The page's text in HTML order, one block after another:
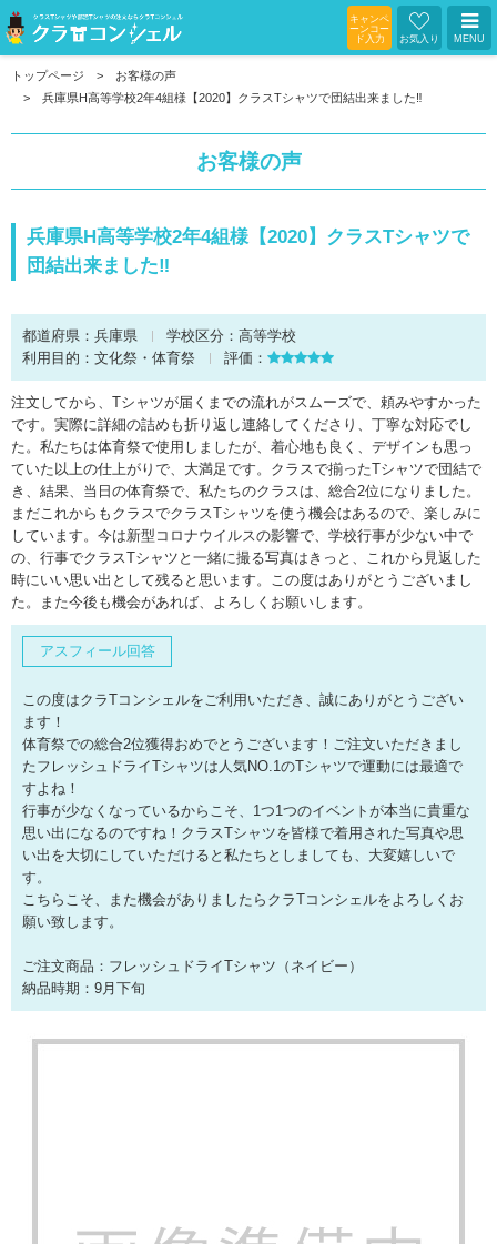
キャンペ
ーンコー
ド入力
お気入り MENU
トップページ
お客様の声
兵庫県H高等学校2年4組様【2020】クラスTシャツで団結出来ました‼︎
お客様の声
兵庫県H高等学校2年4組様【2020】クラスTシャツで
団結出来ました‼︎
都道府県： 兵庫県 学校区分： 高等学校
利用目的： 文化祭・体育祭 評価：
注文してから、Tシャツが届くまでの流れがスムーズで、頼みやすかった
です。実際に詳細の詰めも折り返し連絡してくださり、丁寧な対応でし
た。私たちは体育祭で使用しましたが、着心地も良く、デザインも思っ
ていた以上の仕上がりで、大満足です。クラスで揃ったTシャツで団結で
き、結果、当日の体育祭で、私たちのクラスは、総合2位になりました。
まだこれからもクラスでクラスTシャツを使う機会はあるので、楽しみに
しています。今は新型コロナウイルスの影響で、学校行事が少ない中で
の、行事でクラスTシャツと一緒に撮る写真はきっと、これから見返した
時にいい思い出として残ると思います。この度はありがとうございまし
た。また今後も機会があれば、よろしくお願いします。
アスフィール回答
この度はクラTコンシェルをご利用いただき、誠にありがとうござい
ます！
体育祭での総合2位獲得おめでとうございます！ご注文いただきまし
たフレッシュドライTシャツは人気NO.1のTシャツで運動には最適で
すよね！
行事が少なくなっているからこそ、1つ1つのイベントが本当に貴重な
思い出になるのですね！クラスTシャツを皆様で着用された写真や思
い出を大切にしていただけると私たちとしましても、大変嬉しいで
す。
こちらこそ、また機会がありましたらクラTコンシェルをよろしくお
願い致します。
ご注文商品：フレッシュドライTシャツ（ネイビー）
納品時期：9月下旬